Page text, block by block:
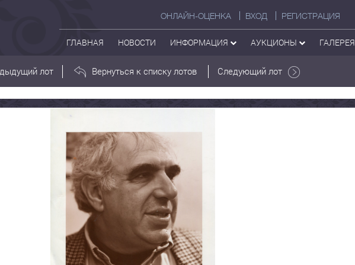
ОНЛАЙН-ОЦЕНКА ВХОД РЕГИСТРАЦИЯ
ГЛАВНАЯ НОВОСТИ ИНФОРМАЦИЯ АУКЦИОНЫ ГАЛЕРЕЯ
лот Вернуться к списку лотов Следующий лот